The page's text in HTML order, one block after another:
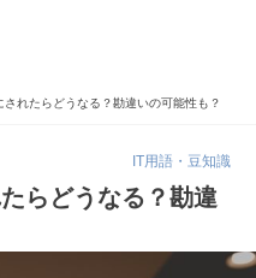
されたらどうなる？勘違いの可能性も？
IT用語・豆知識
らどうなる？勘違